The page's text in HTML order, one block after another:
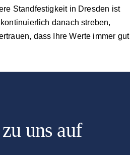
Standfestigkeit in Dresden ist
danach streben,
dass Ihre Werte immer gut
uns auf